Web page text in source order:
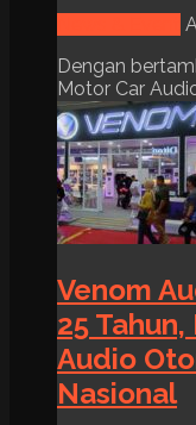
Dengan
Motor Car
Venom
25
Audio
Nasional